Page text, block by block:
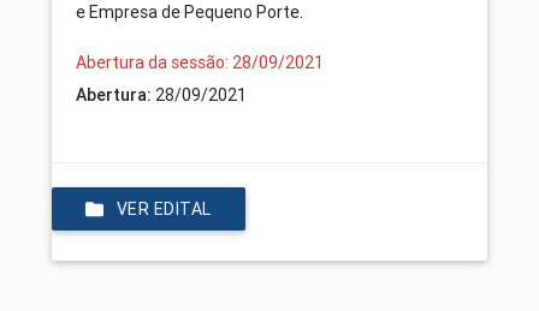
e Empresa de Pequeno Porte.
Abertura da sessão: 28/09/2021
Abertura: 28/09/2021
VER EDITAL